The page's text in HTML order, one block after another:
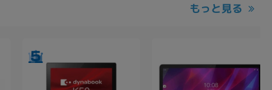
もっと見る